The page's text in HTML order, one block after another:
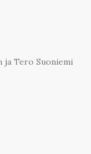
ja Tero Suoniemi